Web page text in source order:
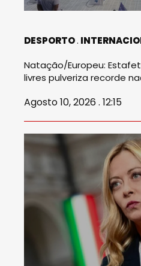
DESPORTO
Natação/Europeu:
livres pulveriza recorde
Agosto 10, 2026 . 12:15